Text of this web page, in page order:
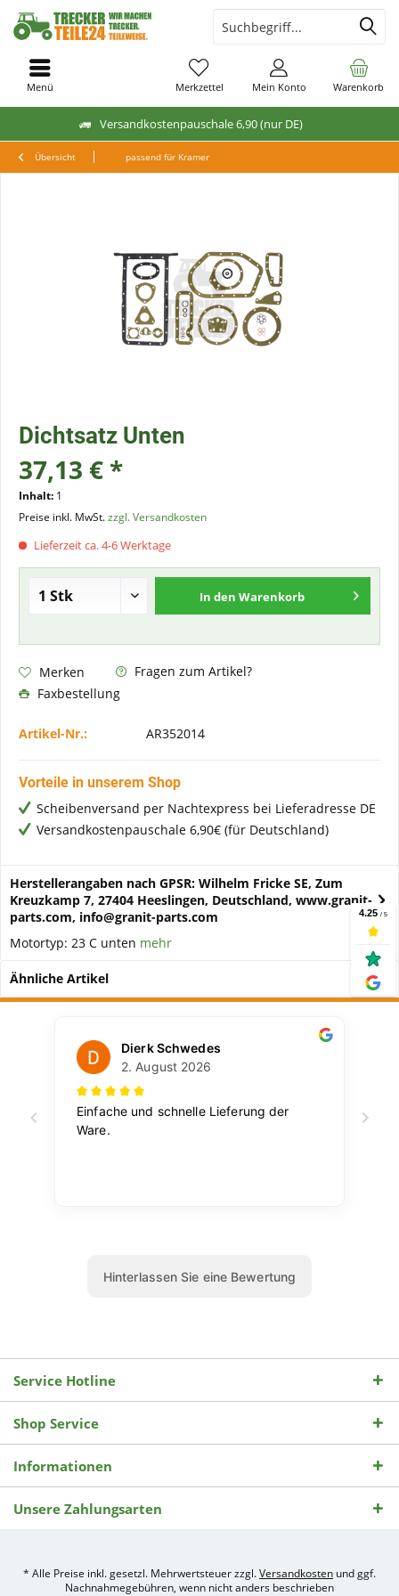
Versandkostenpauschale 6,90 (nur DE)
Warenkorb
Merkzettel Mein Konto
Menü
Übersicht passend für Kramer
Dichtsatz Unten
37,13 € *
Inhalt: 1
Preise inkl. MwSt.zzgl. Versandkosten
Lieferzeit ca. 4-6 Werktage
In den Warenkorb
Merken
Fragen zum Artikel?
Faxbestellung
Artikel-Nr.: AR352014
Vorteile in unserem Shop
Scheibenversand per Nachtexpress bei Lieferadresse DE
Versandkostenpauschale 6,90€ (für Deutschland)
Herstellerangaben nach GPSR: Wilhelm Fricke SE, Zum
Kreuzkamp 7, 27404 Heeslingen, Deutschland, www.granit-
parts.com, info@granit-parts.com
Motortyp: 23 C unten mehr
Ähnliche Artikel
Service Hotline
Shop Service
Informationen
Unsere Zahlungsarten
* Alle Preise inkl. gesetzl. Mehrwertsteuer zzgl.Versandkosten und ggf.
Nachnahmegebühren, wenn nicht anders beschrieben